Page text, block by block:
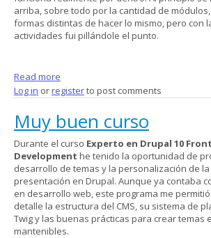
arriba, sobre todo por la cantidad de
formas distintas de hacer lo mismo, pero con
actividades fui pillándole el punto.
Read more
Log in orregisterto post comments
Muy buen curso
Durante el curso Experto en Drupal 10
Development he tenido la oportunidad de
desarrollo de temas y la personalización de
presentación en Drupal. Aunque ya contaba
en desarrollo web, este programa me
detalle la estructura del CMS, su sistema de
Twig y las buenas prácticas para crear temas
mantenibles.